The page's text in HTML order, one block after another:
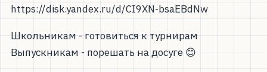
https://disk.yandex.ru/d/CI9XN-bsaEBdNw
Школьникам - готовиться к турнирам
Выпускникам - порешать на досуге 😊